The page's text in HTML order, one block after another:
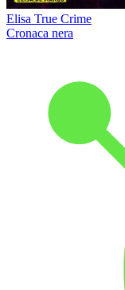
Elisa True Crime
Cronaca nera